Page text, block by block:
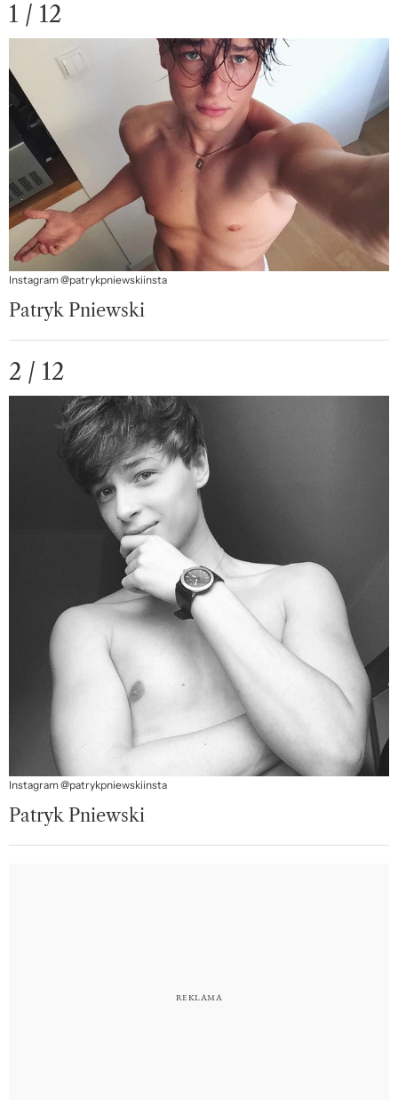
1 / 12
Instagram @patrykpniewskiinsta
Patryk Pniewski
2 / 12
Instagram @patrykpniewskiinsta
Patryk Pniewski